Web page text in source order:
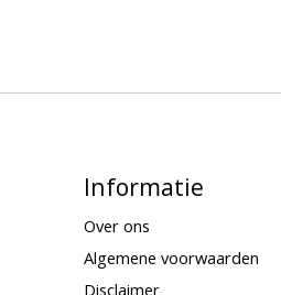
Informatie
Over ons
Algemene voorwaarden
Disclaimer